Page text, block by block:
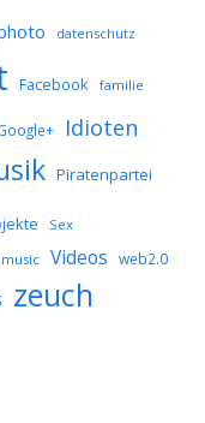
datenschutz
Facebook familie
Idioten
Piratenpartei
Sex
Videos web2.0
zeuch